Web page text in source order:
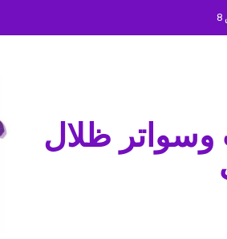
ظلال